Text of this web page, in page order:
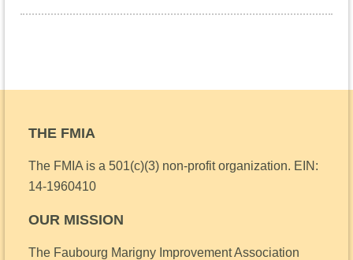
THE FMIA
The FMIA is a 501(c)(3) non-profit organization. EIN:
14-1960410
OUR MISSION
The Faubourg Marigny Improvement Association